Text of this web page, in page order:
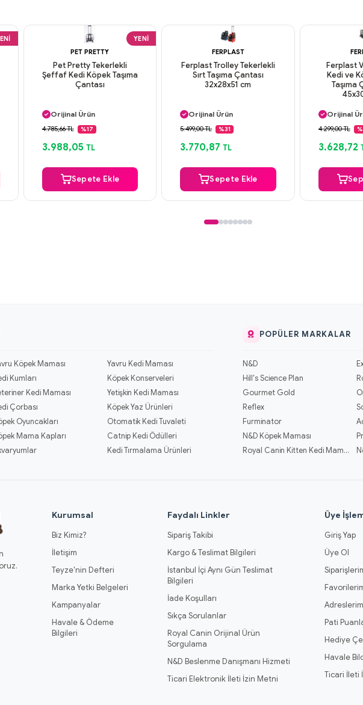
YENI
PET PRETTY
Pet Pretty Tekerlekli
Şeffaf Kedi Köpek Taşıma
Çantası
Orijinal Ürün
Güvenli Ödeme
4.785,66 TL %17
3.988,05 TL
Sepete Ekle
FERPLAST
Ferplast Trolley Tekerlekli
Sırt Taşıma Çantası
32x28x51 cm
Orijinal Ürün
Güvenli Ödeme
5.499,00 TL %31
3.770,87 TL
Sepete Ekle
Ferplast
Kedi ve
Taşıma
Orijinal
Güvenli
4.299,00 TL
3.628,72
Köpek Maması
Yavru Kedi Maması
Kumları
Köpek Konserveleri
Kedi Maması
Yetişkin Kedi Maması
Çorbası
Köpek Yaz Ürünleri
Oyuncakları
Otomatik Kedi Tuvaleti
Mama Kapları
Catnip Kedi Ödülleri
Kedi Tırmalama Ürünleri
POPÜLER MARKALAR
N&D
Hill's Science Plan
Gourmet Gold
Reflex
Furminator
N&D Köpek Maması
Royal Canin Kitten Kedi Mamaları
Kurumsal
Biz Kimiz?
İletişim
Teyze'nin Defteri
Marka Yetki Belgeleri
Kampanyalar
Havale & Ödeme
Bilgileri
Faydalı Linkler
Sipariş Takibi
Kargo & Teslimat Bilgileri
İstanbul İçi Aynı Gün Teslimat
Bilgileri
İade Koşulları
Sıkça Sorulanlar
Royal Canin Orijinal Ürün
Sorgulama
N&D Beslenme Danışmanı Hizmeti
Ticari Elektronik İleti İzin Metni
Üye
Giriş Yap
Üye Ol
Adreslerim
Pati
Hediye
Havale
Ticari İleti